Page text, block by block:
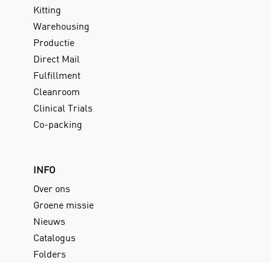
Kitting
Warehousing
Productie
Direct Mail
Fulfillment
Cleanroom
Clinical Trials
Co-packing
INFO
Over ons
Groene missie
Nieuws
Catalogus
Folders